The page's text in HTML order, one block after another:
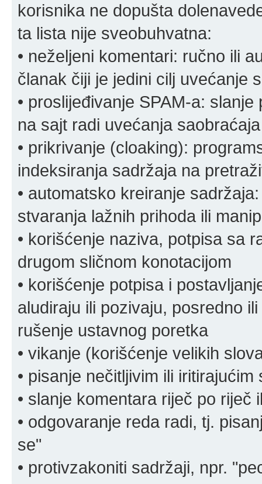
korisnika ne dopušta
ta lista nije sveobuhvatna:
• neželjeni komentari: ručno ili
članak čiji je jedini cilj uvećanje
• proslijeđivanje SPAM-a:
na sajt radi uvećanja
• prikrivanje (cloaking):
indeksiranja sadržaja na
• automatsko kreiranje
stvaranja lažnih prihoda ili
• korišćenje naziva, potpisa sa
drugom sličnom konotacijom
• korišćenje potpisa i
aludiraju ili pozivaju, posredno
rušenje ustavnog poretka
• vikanje (korišćenje velikih
• pisanje nečitljivim ili iritirajućim
• slanje komentara riječ po riječ
• odgovaranje reda radi, tj.
se"
• protivzakoniti sadržaji, npr.